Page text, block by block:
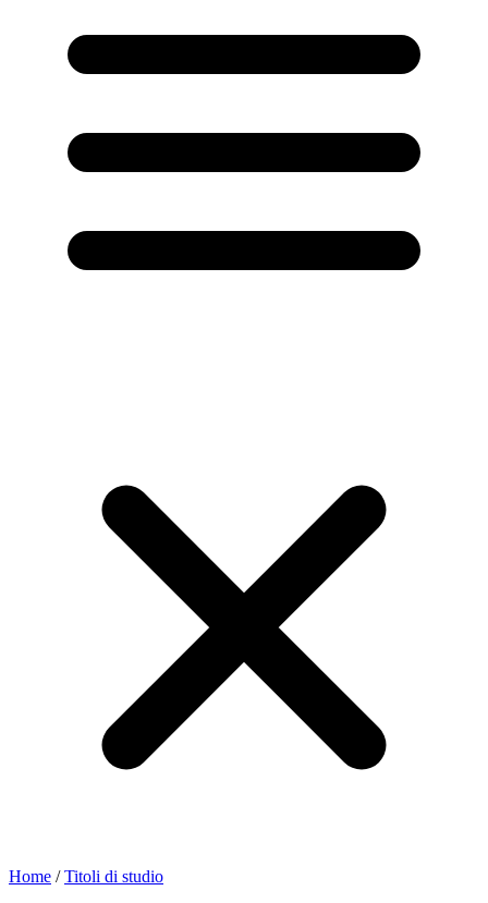
Home /Titoli di studio